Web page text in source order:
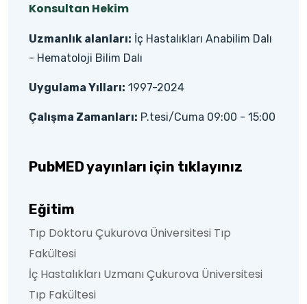
Konsultan Hekim
Uzmanlık alanları: İç Hastalıkları Anabilim Dalı
- Hematoloji Bilim Dalı
Uygulama Yılları: 1997-2024
Çalışma Zamanları: P.tesi/Cuma 09:00 - 15:00
PubMED yayınları için tıklayınız
Eğitim
Tıp Doktoru Çukurova Üniversitesi Tıp
Fakültesi
İç Hastalıkları Uzmanı Çukurova Üniversitesi
Tıp Fakültesi